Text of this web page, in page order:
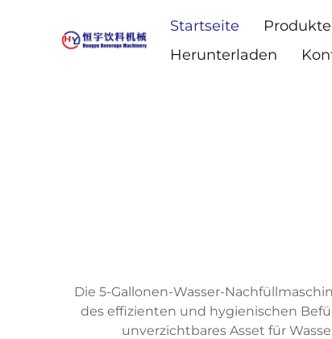
Startseite Produkte
Herunterladen
Die 5-Gallonen-Wasser-
des effizienten und hygienischen
unverzichtbares Asset für